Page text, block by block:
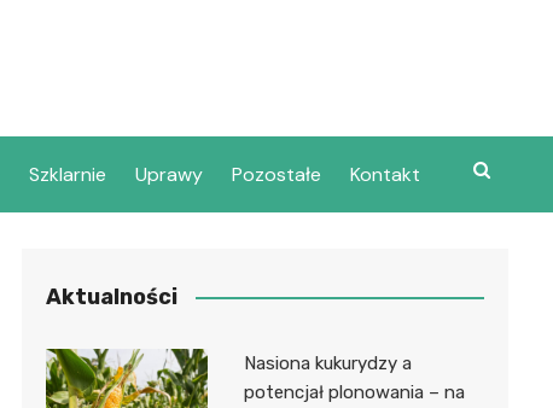
Szklarnie Uprawy Pozostałe Kontakt
Aktualności
Nasiona kukurydzy a
potencjał plonowania – na